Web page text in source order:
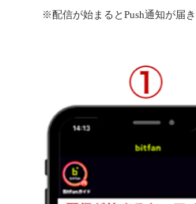
※配信が始まるとPush通知が届き